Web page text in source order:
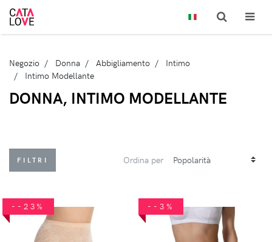
Negozio Donna Abbigliamento
Intimo
Intimo Modellante
DONNA, INTIMO MODELLANTE
FILTRI Ordina per
--23% --3%